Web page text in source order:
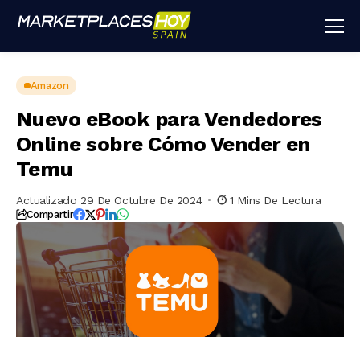
Amazon
Nuevo eBook para Vendedores
Online sobre Cómo Vender en
Temu
Actualizado 29 De Octubre De 2024 1 Mins De Lectura
Compartir